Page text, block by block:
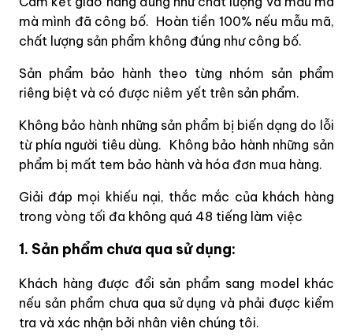
mà mình đã công bố. Hoàn tiền 100% nếu mẫu mã,
chất lượng sản phẩm không đúng như công bố.
Sản phẩm bảo hành theo từng nhóm sản phẩm
riêng biệt và có được niêm yết trên sản phẩm.
Không bảo hành những sản phẩm bị biến dạng do lỗi
từ phía người tiêu dùng. Không bảo hành những sản
phẩm bị mất tem bảo hành và hóa đơn mua hàng.
Giải đáp mọi khiếu nại, thắc mắc của khách hàng
trong vòng tối đa không quá 48 tiếng làm việc
1. Sản phẩm chưa qua sử dụng:
Khách hàng được đổi sản phẩm sang model khác
nếu sản phẩm chưa qua sử dụng và phải được kiểm
tra và xác nhận bởi nhân viên chúng tôi.